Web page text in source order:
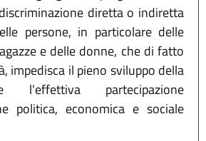
diretta o indiretta
persone, in particolare delle
e delle donne, che di fatto
impedisca il pieno sviluppo della
l'effettiva partecipazione
politica, economica e sociale